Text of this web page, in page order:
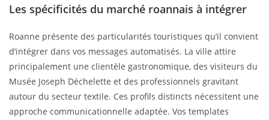
Les spécificités du marché roannais à intégrer
Roanne présente des particularités touristiques qu’il convient
d’intégrer dans vos messages automatisés. La ville attire
principalement une clientèle gastronomique, des visiteurs du
Musée Joseph Déchelette et des professionnels gravitant
autour du secteur textile. Ces profils distincts nécessitent une
approche communicationnelle adaptée. Vos templates